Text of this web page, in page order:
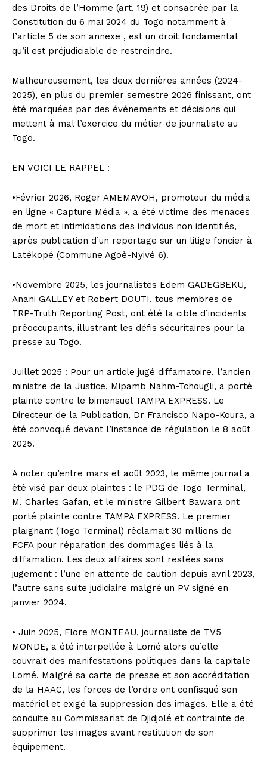
des Droits de l’Homme (art. 19) et consacrée par la
Constitution du 6 mai 2024 du Togo notamment à
l’article 5 de son annexe , est un droit fondamental
qu’il est préjudiciable de restreindre.
Malheureusement, les deux dernières années (2024-
2025), en plus du premier semestre 2026 finissant, ont
été marquées par des événements et décisions qui
mettent à mal l’exercice du métier de journaliste au
Togo.
EN VOICI LE RAPPEL :
•Février 2026, Roger AMEMAVOH, promoteur du média
en ligne « Capture Média », a été victime des menaces
de mort et intimidations des individus non identifiés,
après publication d’un reportage sur un litige foncier à
Latékopé (Commune Agoè-Nyivé 6).
•Novembre 2025, les journalistes Edem GADEGBEKU,
Anani GALLEY et Robert DOUTI, tous membres de
TRP-Truth Reporting Post, ont été la cible d’incidents
préoccupants, illustrant les défis sécuritaires pour la
presse au Togo.
Juillet 2025 : Pour un article jugé diffamatoire, l’ancien
ministre de la Justice, Mipamb Nahm-Tchougli, a porté
plainte contre le bimensuel TAMPA EXPRESS. Le
Directeur de la Publication, Dr Francisco Napo-Koura, a
été convoqué devant l’instance de régulation le 8 août
2025.
A noter qu’entre mars et août 2023, le même journal a
été visé par deux plaintes : le PDG de Togo Terminal,
M. Charles Gafan, et le ministre Gilbert Bawara ont
porté plainte contre TAMPA EXPRESS. Le premier
plaignant (Togo Terminal) réclamait 30 millions de
FCFA pour réparation des dommages liés à la
diffamation. Les deux affaires sont restées sans
jugement : l’une en attente de caution depuis avril 2023,
l’autre sans suite judiciaire malgré un PV signé en
janvier 2024.
• Juin 2025, Flore MONTEAU, journaliste de TV5
MONDE, a été interpellée à Lomé alors qu’elle
couvrait des manifestations politiques dans la capitale
Lomé. Malgré sa carte de presse et son accréditation
de la HAAC, les forces de l’ordre ont confisqué son
matériel et exigé la suppression des images. Elle a été
conduite au Commissariat de Djidjolé et contrainte de
supprimer les images avant restitution de son
équipement.